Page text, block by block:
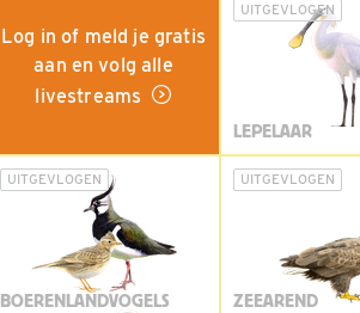
Log in of meld je gratis
aan en volg alle
livestreams
UITGEVLOGEN
LEPELAAR
UITGEVLOGEN
BOERENLANDVOGELS
UITGEVLOGEN
ZEEAREND